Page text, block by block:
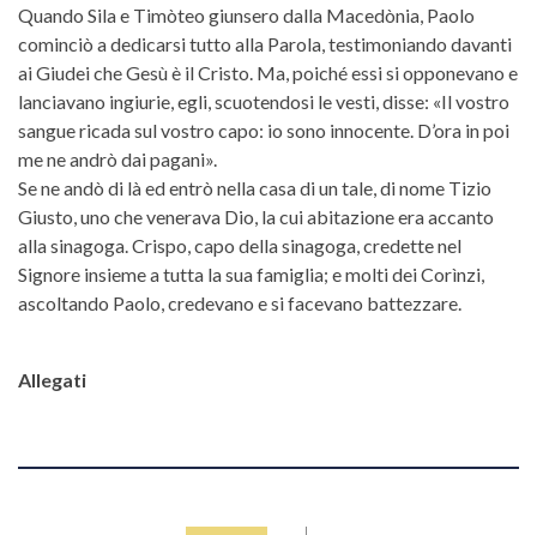
Quando Sila e Timòteo giunsero dalla Macedònia, Paolo
cominciò a dedicarsi tutto alla Parola, testimoniando davanti
ai Giudei che Gesù è il Cristo. Ma, poiché essi si opponevano e
lanciavano ingiurie, egli, scuotendosi le vesti, disse: «Il vostro
sangue ricada sul vostro capo: io sono innocente. D’ora in poi
me ne andrò dai pagani».
Se ne andò di là ed entrò nella casa di un tale, di nome Tizio
Giusto, uno che venerava Dio, la cui abitazione era accanto
alla sinagoga. Crispo, capo della sinagoga, credette nel
Signore insieme a tutta la sua famiglia; e molti dei Corìnzi,
ascoltando Paolo, credevano e si facevano battezzare.
Allegati